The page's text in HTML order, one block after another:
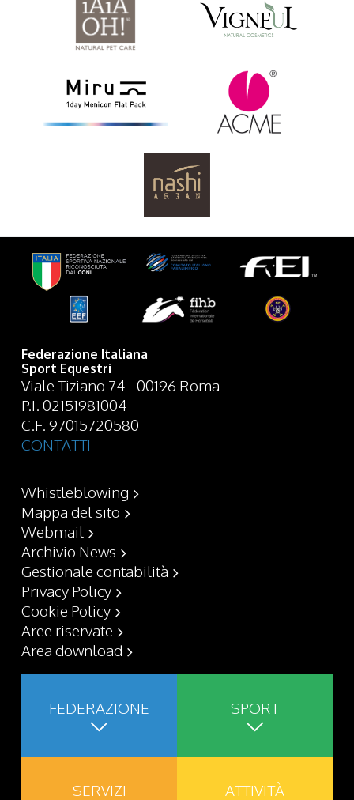
Federazione Italiana
Sport Equestri
Viale Tiziano 74 - 00196 Roma
P.I. 02151981004
C.F. 97015720580
CONTATTI
Whistleblowing
Mappa del sito
Webmail
Archivio News
Gestionale contabilità
Privacy Policy
Cookie Policy
Aree riservate
Area download
FEDERAZIONE SPORT
SERVIZI ATTIVITÀ